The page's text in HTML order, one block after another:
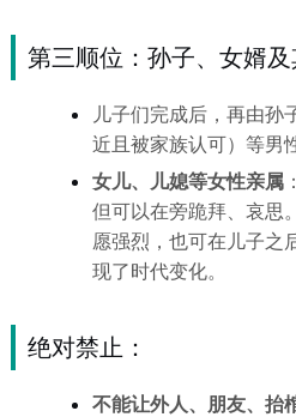
第三顺位：孙子、女婿
儿子们完成后，再由孙
近且被家族认可）等男
女儿、儿媳等女性亲属
但可以在旁跪拜、哀思
愿强烈，也可在儿子之
现了时代变化。
绝对禁止 ：
不能让外人、朋友、抬